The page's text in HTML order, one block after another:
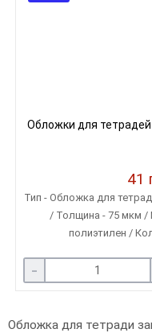
Обложки для
41
Тип - Обложка для
/ Толщина - 75 мкм /
полиэтилен /
-
Обложка для тетради